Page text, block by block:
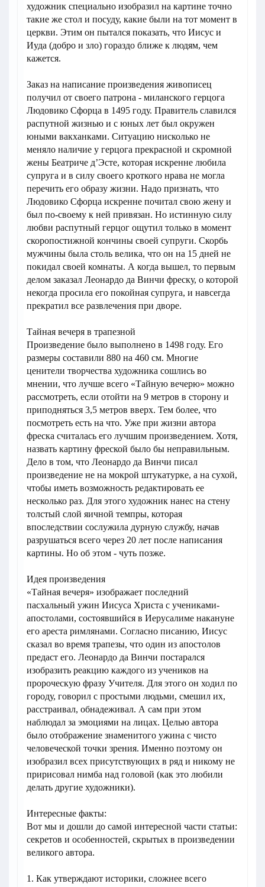
художник специально изобразил на картине точно
такие же стол и посуду, какие были на тот момент в
церкви. Этим он пытался показать, что Иисус и
Иуда (добро и зло) гораздо ближе к людям, чем
кажется.
Заказ на написание произведения живописец
получил от своего патрона - миланского герцога
Людовико Сфорца в 1495 году. Правитель славился
распутной жизнью и с юных лет был окружен
юными вакханками. Ситуацию нисколько не
меняло наличие у герцога прекрасной и скромной
жены Беатриче д’Эсте, которая искренне любила
супруга и в силу своего кроткого нрава не могла
перечить его образу жизни. Надо признать, что
Людовико Сфорца искренне почитал свою жену и
был по-своему к ней привязан. Но истинную силу
любви распутный герцог ощутил только в момент
скоропостижной кончины своей супруги. Скорбь
мужчины была столь велика, что он на 15 дней не
покидал своей комнаты. А когда вышел, то первым
делом заказал Леонардо да Винчи фреску, о которой
некогда просила его покойная супруга, и навсегда
прекратил все развлечения при дворе.
Тайная вечеря в трапезной
Произведение было выполнено в 1498 году. Его
размеры составили 880 на 460 см. Многие
ценители творчества художника сошлись во
мнении, что лучше всего «Тайную вечерю» можно
рассмотреть, если отойти на 9 метров в сторону и
приподняться 3,5 метров вверх. Тем более, что
посмотреть есть на что. Уже при жизни автора
фреска считалась его лучшим произведением. Хотя,
назвать картину фреской было бы неправильным.
Дело в том, что Леонардо да Винчи писал
произведение не на мокрой штукатурке, а на сухой,
чтобы иметь возможность редактировать ее
несколько раз. Для этого художник нанес на стену
толстый слой яичной темпры, которая
впоследствии сослужила дурную службу, начав
разрушаться всего через 20 лет после написания
картины. Но об этом - чуть позже.
Идея произведения
«Тайная вечеря» изображает последний
пасхальный ужин Иисуса Христа с учениками-
апостолами, состоявшийся в Иерусалиме накануне
его ареста римлянами. Согласно писанию, Иисус
сказал во время трапезы, что один из апостолов
предаст его. Леонардо да Винчи постарался
изобразить реакцию каждого из учеников на
пророческую фразу Учителя. Для этого он ходил по
городу, говорил с простыми людьми, смешил их,
расстраивал, обнадеживал. А сам при этом
наблюдал за эмоциями на лицах. Целью автора
было отображение знаменитого ужина с чисто
человеческой точки зрения. Именно поэтому он
изобразил всех присутствующих в ряд и никому не
пририсовал нимба над головой (как это любили
делать другие художники).
Интересные факты:
Вот мы и дошли до самой интересной части статьи:
секретов и особенностей, скрытых в произведении
великого автора.
1. Как утверждают историки, сложнее всего